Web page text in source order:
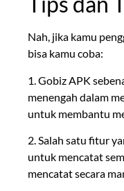
Nah, jika kamu
bisa kamu coba:
1. Gobiz APK
menengah dalam
untuk membantu
2. Salah satu fitur
untuk mencatat
mencatat secara